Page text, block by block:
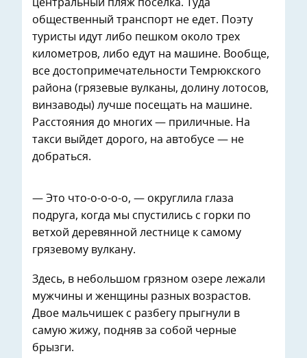
центральный пляж поселка. Туда
общественный транспорт не едет. Поэту
туристы идут либо пешком около трех
километров, либо едут на машине. Вообще,
все достопримечательности Темрюкского
района (грязевые вулканы, долину лотосов,
винзаводы) лучше посещать на машине.
Расстояния до многих — приличные. На
такси выйдет дорого, на автобусе — не
добраться.
— Это что-о-о-о-о, — округлила глаза
подруга, когда мы спустились с горки по
ветхой деревянной лестнице к самому
грязевому вулкану.
Здесь, в небольшом грязном озере лежали
мужчины и женщины разных возрастов.
Двое мальчишек с разбегу прыгнули в
самую жижу, подняв за собой черные
брызги.